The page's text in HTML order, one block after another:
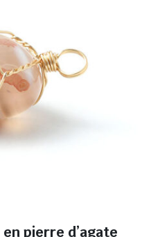
pierre d’agate